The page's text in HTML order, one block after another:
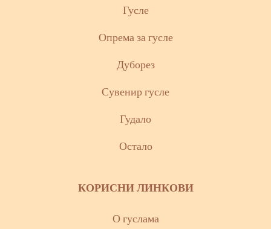
Гусле
Опрема за гусле
Дуборез
Сувенир гусле
Гудало
Остало
КОРИСНИ ЛИНКОВИ
О гуслама